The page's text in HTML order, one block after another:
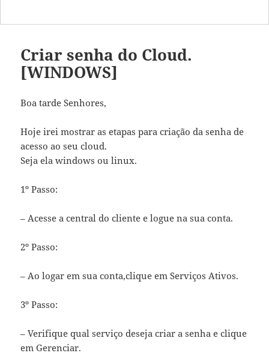
Criar senha do Cloud.
[WINDOWS]
Boa tarde Senhores,
Hoje irei mostrar as etapas para criação da senha de
acesso ao seu cloud.
Seja ela windows ou linux.
1º Passo:
– Acesse a central do cliente e logue na sua conta.
2º Passo:
– Ao logar em sua conta,clique em Serviços Ativos.
3º Passo:
– Verifique qual serviço deseja criar a senha e clique
em Gerenciar.